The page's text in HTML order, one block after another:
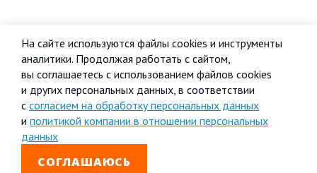
На сайте используются файлы cookies и инструменты
аналитики. Продолжая работать с сайтом,
вы соглашаетесь с использованием файлов cookies
и других персональных данных, в соответствии
с согласием на обработку персональных данных
и политикой компании в отношении персональных
данных
СОГЛАШАЮСЬ